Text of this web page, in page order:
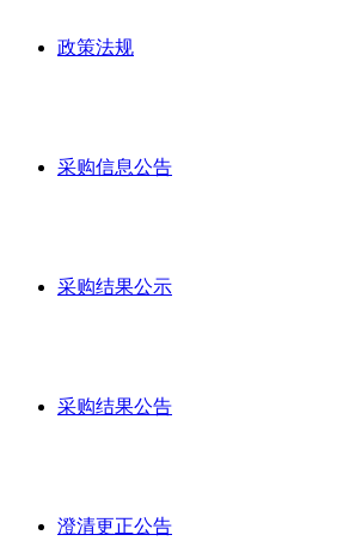
政策法规
采购信息公告
采购结果公示
采购结果公告
澄清更正公告